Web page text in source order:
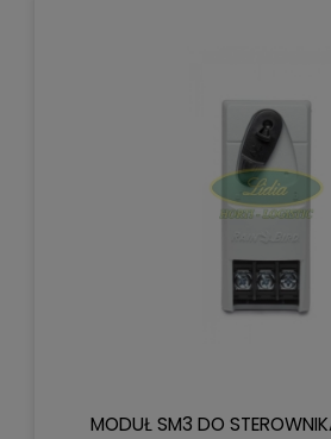
MODUŁ SM3 DO